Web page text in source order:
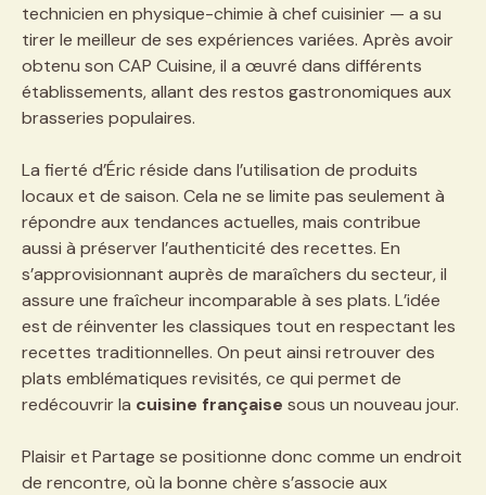
technicien en physique-chimie à chef cuisinier — a su
tirer le meilleur de ses expériences variées. Après avoir
obtenu son CAP Cuisine, il a œuvré dans différents
établissements, allant des restos gastronomiques aux
brasseries populaires.
La fierté d’Éric réside dans l’utilisation de produits
locaux et de saison. Cela ne se limite pas seulement à
répondre aux tendances actuelles, mais contribue
aussi à préserver l’authenticité des recettes. En
s’approvisionnant auprès de maraîchers du secteur, il
assure une fraîcheur incomparable à ses plats. L’idée
est de réinventer les classiques tout en respectant les
recettes traditionnelles. On peut ainsi retrouver des
plats emblématiques revisités, ce qui permet de
redécouvrir la cuisine française sous un nouveau jour.
Plaisir et Partage se positionne donc comme un endroit
de rencontre, où la bonne chère s’associe aux